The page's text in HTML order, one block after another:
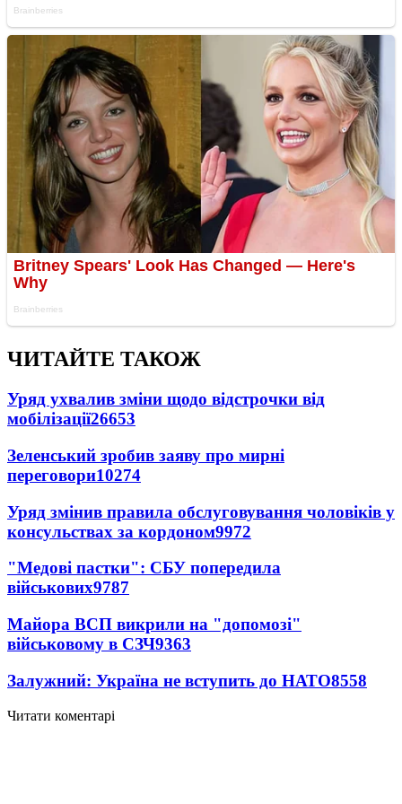
ЧИТАЙТЕ ТАКОЖ
Уряд ухвалив зміни щодо відстрочки від
мобілізації26653
Зеленський зробив заяву про мирні
переговори10274
Уряд змінив правила обслуговування чоловіків у
консульствах за кордоном9972
"Медові пастки": СБУ попередила
військових9787
Майора ВСП викрили на "допомозі"
військовому в СЗЧ9363
Залужний: Україна не вступить до НАТО8558
Читати коментарі